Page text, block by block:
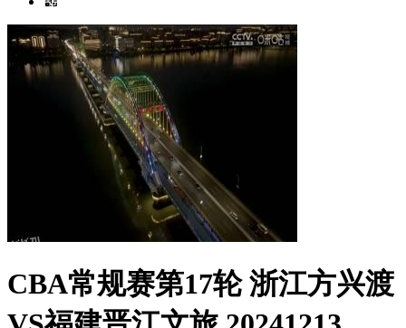
CBA常规赛第17轮 浙江方兴渡